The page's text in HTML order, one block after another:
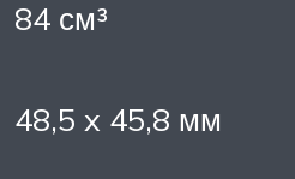
84 см³
48,5 x 45,8 мм